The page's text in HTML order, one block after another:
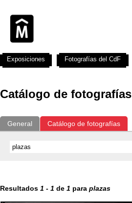
Catálogo de fotografías
General Catálogo de fotografías
Resultados 1 - 1 de 1 para plazas
Exposiciones Fotografías del CdF